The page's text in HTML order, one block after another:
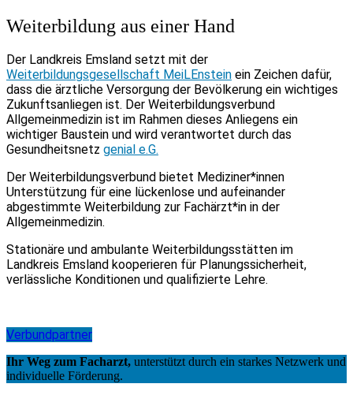
Weiterbildung aus einer Hand
Der Landkreis Emsland setzt mit der
Weiterbildungsgesellschaft MeiLEnstein ein Zeichen dafür,
dass die ärztliche Versorgung der Bevölkerung ein wichtiges
Zukunftsanliegen ist. Der Weiterbildungsverbund
Allgemeinmedizin ist im Rahmen dieses Anliegens ein
wichtiger Baustein und wird verantwortet durch das
Gesundheitsnetz genial e.G.
Der Weiterbildungsverbund bietet Mediziner*innen
Unterstützung für eine lückenlose und aufeinander
abgestimmte Weiterbildung zur Fachärzt*in in der
Allgemeinmedizin.
Stationäre und ambulante Weiterbildungsstätten im
Landkreis Emsland kooperieren für Planungssicherheit,
verlässliche Konditionen und qualifizierte Lehre.
Verbundpartner
Ihr Weg zum Facharzt, unterstützt durch ein starkes Netzwerk und
individuelle Förderung.